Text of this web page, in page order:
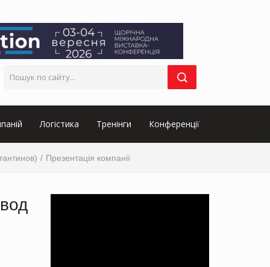
Логістика Тренінги Конференції
Презентація компанії